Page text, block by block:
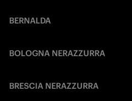
BERNALDA
BOLOGNA NERAZZURRA
BRESCIA NERAZZURRA